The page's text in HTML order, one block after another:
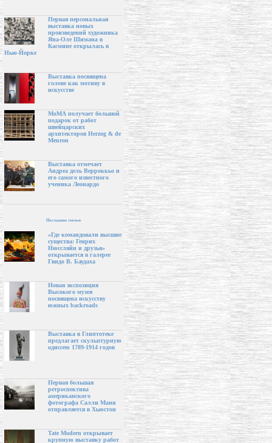
Первая персональная
выставка новых
произведений художника
Яна-Оле Шимана в
Касмине открылась в
Нью-Йорке
Выставка посвящена
голове как мотиву в
искусстве
МоМА получает большой
подарок от работ
швейцарских
архитекторов Herzog & de
Meuron
Выставка отмечает
Андреа дель Верроккьо и
его самого известного
ученика Леонардо
Последние статьи
«Где командовали высшие
существа: Генрих
Нюссляйн и друзья»
открывается в галерее
Гвидо В. Баудаха
Новая экспозиция
Высокого музея
посвящена искусству
южных backroads
Выставка в Глиптотеке
предлагает скульптурную
одиссею 1789-1914 годов
Первая большая
ретроспектива
американского
фотографа Салли Манн
отправляется в Хьюстон
Tate Modern открывает
крупную выставку работ